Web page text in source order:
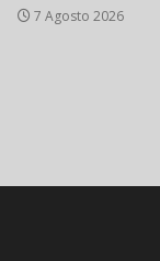
7 Agosto 2026